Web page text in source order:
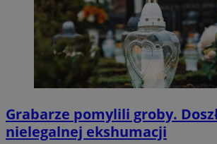
Grabarze pomylili groby.
nielegalnej ekshumacji